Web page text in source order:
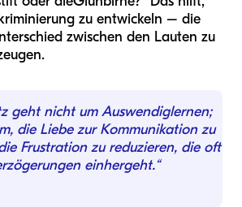
zu entwickeln – die
zwischen den Lauten zu
geht nicht um Auswendiglernen;
die Liebe zur Kommunikation zu
Frustration zu reduzieren, die oft
einhergeht.“